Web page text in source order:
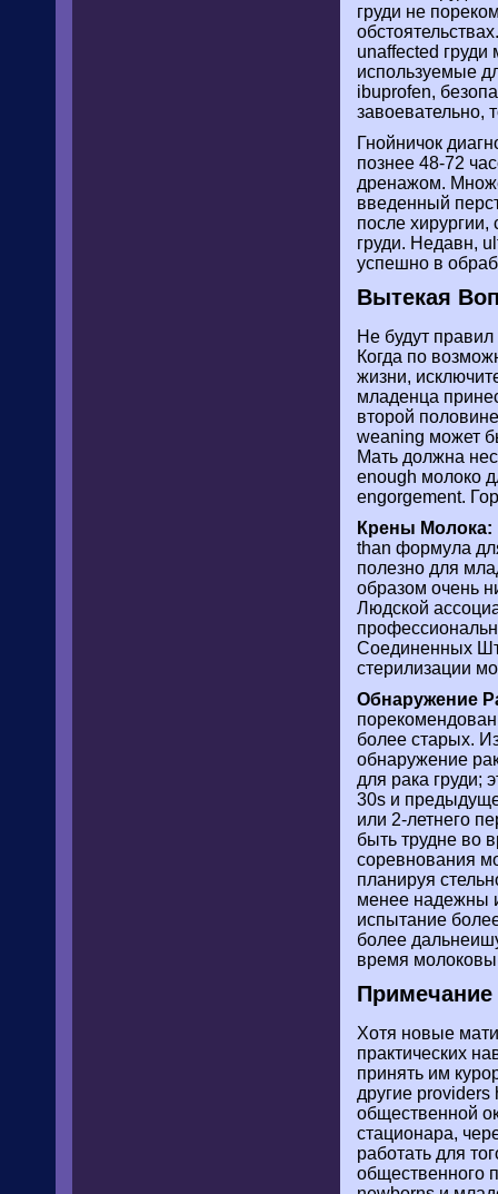
груди не
unaffected
используемые
ibuprofen,
завоевательно,
Гнойничок
познее 48-72
дренажом.
введенный
после
груди. Недавн,
успешно в
Вытекая
Не будут
Когда по
жизни,
младенца
второй
weaning может
Мать должна
enough молоко
engorgement.
Крены Молока:
than формула
полезно для
образом очень
Людской
Соединенных
стерилизации
Обнаружение
более старых.
обнаружение
для рака груди;
30s и
или 2-летнего
быть трудне во
соревнования
планируя
менее надежны
испытание
более
время
Примечание
Хотя новые
практических
принять им
другие
общественной
стационара,
работать для
общественного